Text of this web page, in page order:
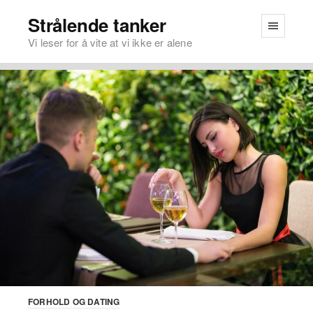
Strålende tanker
Vi leser for å vite at vi ikke er alene
FORHOLD OG DATING